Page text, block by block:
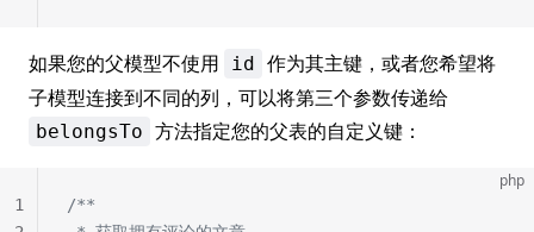
如果您的父模型不使用 id 作为其主键，或者您希望将
子模型连接到不同的列，可以将第三个参数传递给
belongsTo 方法指定您的父表的自定义键：
php
/**
1